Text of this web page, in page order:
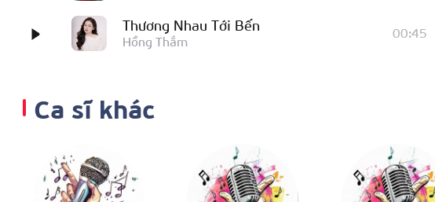
Thương Nhau Tới Bến
Hồng Thắm
00:45
Đoạn Đường Vắng
Hồng Thắm
00:45
Ca sĩ khác